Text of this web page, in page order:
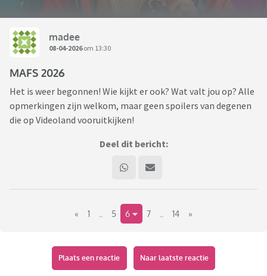
madee
08-04-2026om 13:30
MAFS 2026
Het is weer begonnen! Wie kijkt er ook? Wat valt jou op? Alle
opmerkingen zijn welkom, maar geen spoilers van degenen
die op Videoland vooruitkijken!
Deel dit bericht:
« 1 5 6 7 14 »
Plaats een reactie Naar laatste reactie